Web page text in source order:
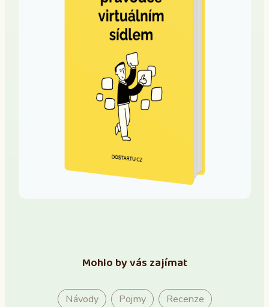
Mohlo by vás zajímat
Návody Pojmy
Recenze